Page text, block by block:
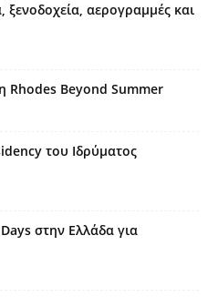
ξενοδοχεία, αερογραμμές και
Rhodes Beyond Summer
του Ιδρύματος
στην Ελλάδα για